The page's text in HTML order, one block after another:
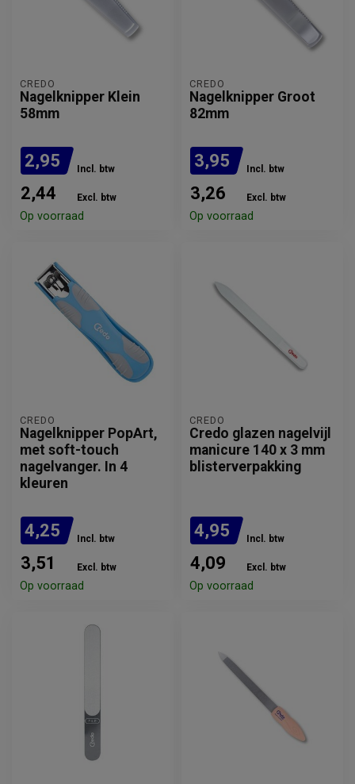
CREDO
Nagelknipper Klein
58mm
2,95 Incl. btw
2,44 Excl. btw
Op voorraad
CREDO
Nagelknipper Groot
82mm
3,95 Incl. btw
3,26 Excl. btw
Op voorraad
CREDO
Nagelknipper PopArt,
met soft-touch
nagelvanger. In 4
kleuren
4,25 Incl. btw
3,51 Excl. btw
Op voorraad
CREDO
Credo glazen nagelvijl
manicure 140 x 3 mm
blisterverpakking
4,95 Incl. btw
4,09 Excl. btw
Op voorraad